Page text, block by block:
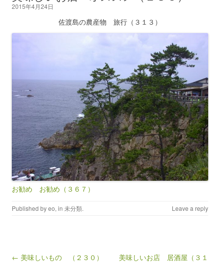
2015年4月24日
佐渡島の農産物 旅行（３１３）
お勧め お勧め（３６７）
Published byeo, in 未分類. Leave a reply
Post navigation
← 美味しいもの （２３０）
美味しいお店 居酒屋（３１